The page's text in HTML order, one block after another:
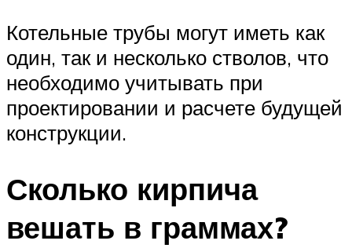
Котельные трубы могут иметь как
один, так и несколько стволов, что
необходимо учитывать при
проектировании и расчете будущей
конструкции.
Сколько кирпича
вешать в граммах?